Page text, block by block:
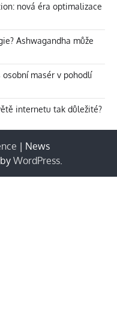
nová éra optimalizace
Ashwagandha může
osobní masér v pohodlí
internetu tak důležité?
| News
WordPress